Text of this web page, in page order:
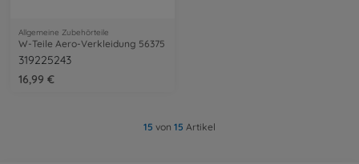
Allgemeine Zubehörteile
W-Teile Aero-Verkleidung 56375
319225243
16,99 €
15 von 15 Artikel